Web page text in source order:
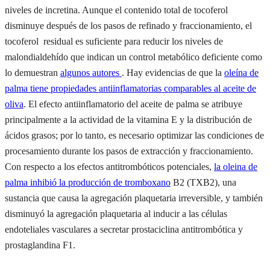
niveles de incretina. Aunque el contenido total de tocoferol
disminuye después de los pasos de refinado y fraccionamiento, el
tocoferol residual es suficiente para reducir los niveles de
malondialdehído que indican un control metabólico deficiente como
lo demuestran algunos autores . Hay evidencias de que la oleína de
palma tiene propiedades antiinflamatorias comparables al aceite de
oliva. El efecto antiinflamatorio del aceite de palma se atribuye
principalmente a la actividad de la vitamina E y la distribución de
ácidos grasos; por lo tanto, es necesario optimizar las condiciones de
procesamiento durante los pasos de extracción y fraccionamiento.
Con respecto a los efectos antitrombóticos potenciales, la oleina de
palma inhibió la producción de tromboxano B2 (TXB2), una
sustancia que causa la agregación plaquetaria irreversible, y también
disminuyó la agregación plaquetaria al inducir a las células
endoteliales vasculares a secretar prostaciclina antitrombótica y
prostaglandina F1.